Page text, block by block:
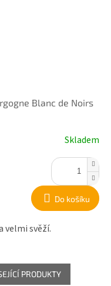
Blanc de Noirs
Skladem
Do košíku
velmi svěží.
PRODUKTY